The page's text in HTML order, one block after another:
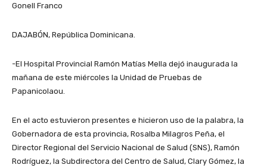
Gonell Franco
DAJABÓN, República Dominicana.
-El Hospital Provincial Ramón Matías Mella dejó inaugurada la
mañana de este miércoles la Unidad de Pruebas de
Papanicolaou.
En el acto estuvieron presentes e hicieron uso de la palabra, la
Gobernadora de esta provincia, Rosalba Milagros Peña, el
Director Regional del Servicio Nacional de Salud (SNS), Ramón
Rodríguez, la Subdirectora del Centro de Salud, Clary Gómez, la